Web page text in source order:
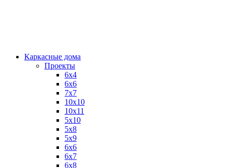
Каркасные дома
Проекты
6х4
6х6
7х7
10х10
10х11
5х10
5х8
5х9
6x6
6x7
6x8